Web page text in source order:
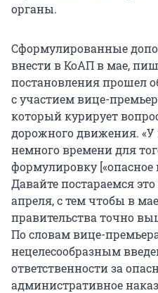
органы.
Сформулированные
внести в КоАП в мае,
постановления прошел
с участием вице-
который курирует
дорожного движения. «У
немного времени для
формулировку [«опасное
Давайте постараемся
апреля, с тем чтобы в
правительства точно
По словам вице-
нецелесообразным
ответственности за
административное